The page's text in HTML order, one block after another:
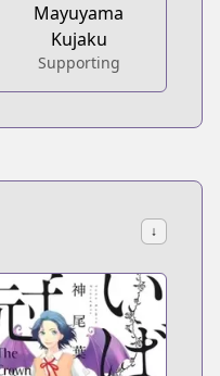
Mayuyama
Kujaku
Supporting
↓